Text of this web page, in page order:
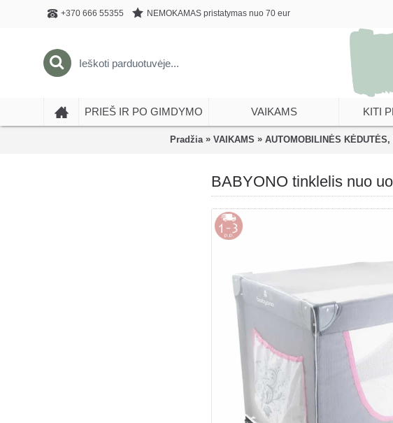
+370 666 55355 NEMOKAMAS pristatymas nuo 70 eur
PRIEŠ IR PO GIMDYMO VAIKAMS KITI
Pradžia » VAIKAMS » AUTOMOBILINĖS
BABYONO tinklelis nuo